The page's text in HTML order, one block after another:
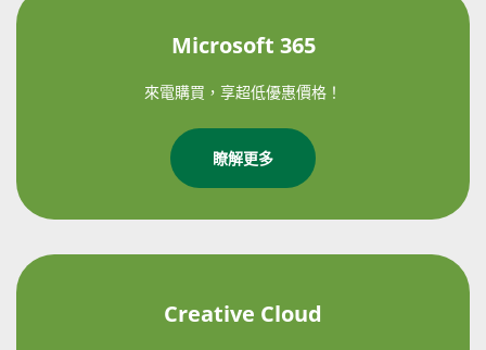
Microsoft 365
來電購買，享超低優惠價格！
瞭解更多
Creative Cloud